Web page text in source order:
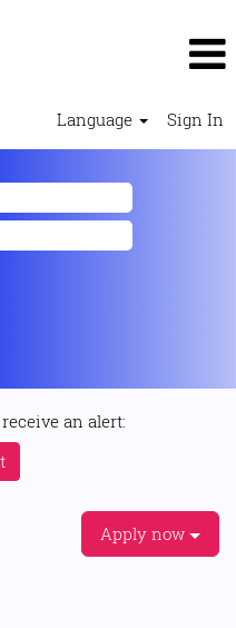
Language Sign In
an alert:
Apply now